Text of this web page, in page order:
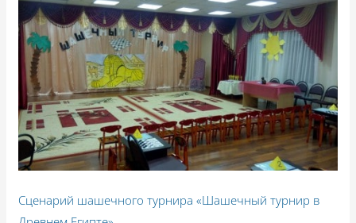
Сценарий шашечного турнира «Шашечный турнир в